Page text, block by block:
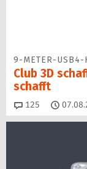
9-METER-USB4-
Club 3D
schafft
125